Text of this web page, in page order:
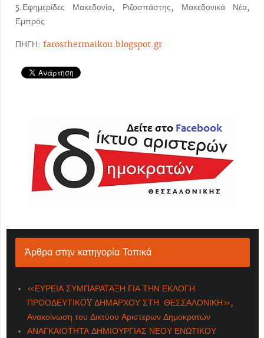
5.Εφημερίδες Μακεδονία, Ριζοσπάστης, Μακεδονικά Νέα,
Εμπρός
ΠΗΓΗ: farosthermaikou.blogspot.gr
Άρθρα στην κατηγορία Τοπικά
«ΕΥΡΕΙΑ ΣΥΜΠΑΡΑΤΑΞΗ ΓΙΑ ΤΗΝ ΕΚΛΟΓΗ
ΠΡΟΟΔΕΥΤΙΚOY ΔΗΜΑΡΧΟΥ ΣΤΗ ΘΕΣΣΑΛΟΝΙΚΗ»,
Ανακοίνωση του Δικτύου Αριστερων Δημοκρατών
ΑΝΑΓΚΑΙΟΤΗΤΑ ΔΗΜΙΟΥΡΓΙΑΣ ΝΕΟΥ ΕΝΩΤΙΚΟΥ